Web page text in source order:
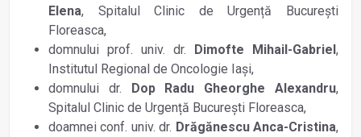
Elena, Spitalul Clinic de Urgență București
Floreasca,
domnului prof. univ. dr. Dimofte Mihail-Gabriel,
Institutul Regional de Oncologie Iași,
domnului dr. Dop Radu Gheorghe Alexandru,
Spitalul Clinic de Urgență București Floreasca,
doamnei conf. univ. dr. Drăgănescu Anca-Cristina,